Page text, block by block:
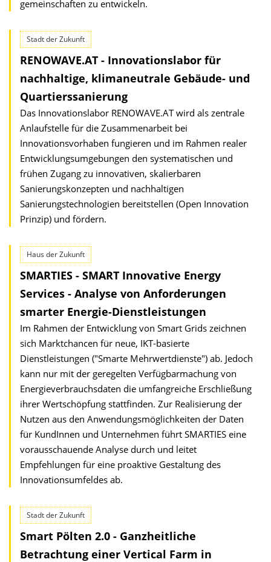
gemeinschaften zu entwickeln.
Stadt der Zukunft
RENOWAVE.AT - Innovationslabor für
nachhaltige, klimaneutrale Gebäude- und
Quartierssanierung
Das Innovationslabor RENOWAVE.AT wird als zentrale
Anlaufstelle für die Zusammenarbeit bei
Innovationsvorhaben fungieren und im Rahmen realer
Entwicklungsumgebungen den systematischen und
frühen Zugang zu innovativen, skalierbaren
Sanierungskonzepten und nachhaltigen
Sanierungstechnologien bereitstellen (Open Innovation
Prinzip) und fördern.
Haus der Zukunft
SMARTIES - SMART Innovative Energy
Services - Analyse von Anforderungen
smarter Energie-Dienstleistungen
Im Rahmen der Entwicklung von Smart Grids zeichnen
sich Marktchancen für neue, IKT-basierte
Dienstleistungen ("Smarte Mehrwertdienste") ab. Jedoch
kann nur mit der geregelten Verfügbar­machung von
Energie­verbrauchsdaten die umfangreiche Erschließung
ihrer Wertschöpfung stattfinden. Zur Realisierung der
Nutzen aus den Anwendungsmöglich­keiten der Daten
für KundInnen und Unternehmen führt SMARTIES eine
vorausschauende Analyse durch und leitet
Empfehlungen für eine proaktive Gestaltung des
Innovationsumfeldes ab.
Stadt der Zukunft
Smart Pölten 2.0 - Ganzheitliche
Betrachtung einer Vertical Farm in